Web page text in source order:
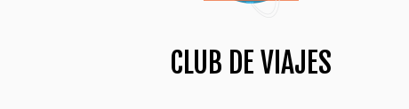
CLUB DE VIAJES